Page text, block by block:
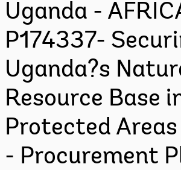
Uganda -
P174337-
Uganda?s
Resource Base
Protected
- Procurement